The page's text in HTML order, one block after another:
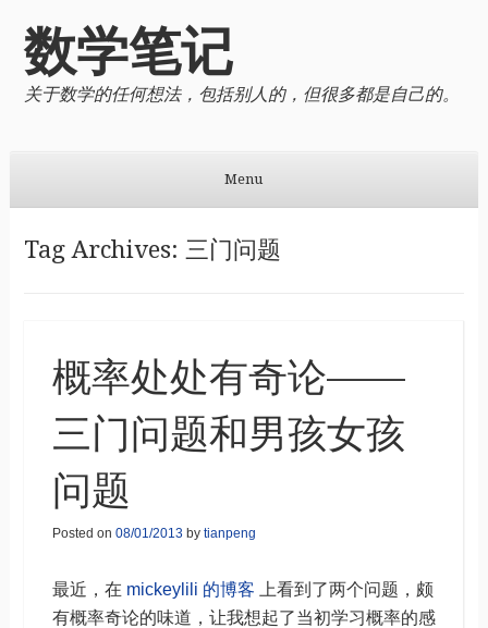
数学笔记
关于数学的任何想法，包括别人的，但很多都是自己的。
Menu
Tag Archives: 三门问题
概率处处有奇论——
三门问题和男孩女孩
问题
Posted on 08/01/2013 by tianpeng
最近，在 mickeylili 的博客 上看到了两个问题，颇
有概率奇论的味道，让我想起了当初学习概率的感